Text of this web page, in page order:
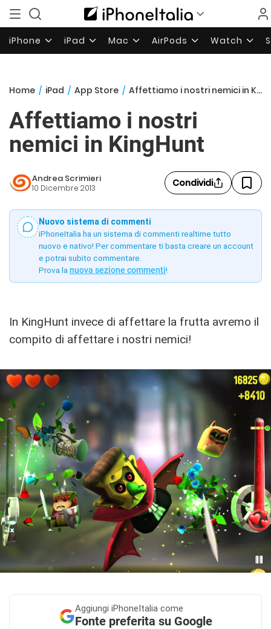
iPhone iPad Mac AirPods Watch
Home / iPad / App Store / Affettiamo i nostri nemici in KingHunt
Affettiamo i nostri
nemici in KingHunt
Andrea Scrimieri
10 Dicembre 2013 Condividi
Nuovo sistema di commenti
iPhoneItalia ha un sistema di commenti realtime tutto
nuovo e nativo! Per commentare ti basta creare un account
e potrai subito commentare.
Prova la nuova sezione commenti!
In KingHunt invece di affettare la frutta avremo il
compito di affettare i nostri nemici!
Aggiungi iPhoneItalia come
Fonte preferita su Google